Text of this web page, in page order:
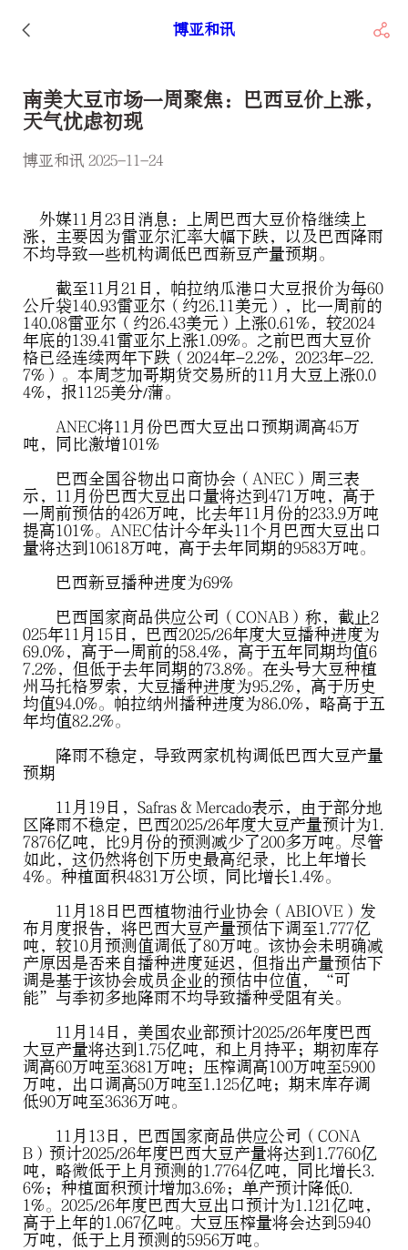
博亚和讯
南美大豆市场一周聚焦：巴西豆价上涨，
天气忧虑初现
博亚和讯 2025-11-24
外媒11月23日消息：上周巴西大豆价格继续上
涨，主要因为雷亚尔汇率大幅下跌，以及巴西降雨
不均导致一些机构调低巴西新豆产量预期。
截至11月21日，帕拉纳瓜港口大豆报价为每60
公斤袋140.93雷亚尔（约26.11美元），比一周前的
140.08雷亚尔（约26.43美元）上涨0.61%，较2024
年底的139.41雷亚尔上涨1.09%。之前巴西大豆价
格已经连续两年下跌（2024年-2.2%，2023年-22.
7%）。本周芝加哥期货交易所的11月大豆上涨0.0
4%，报1125美分/蒲。
ANEC将11月份巴西大豆出口预期调高45万
吨，同比激增101%
巴西全国谷物出口商协会（ANEC）周三表
示，11月份巴西大豆出口量将达到471万吨，高于
一周前预估的426万吨，比去年11月份的233.9万吨
提高101%。ANEC估计今年头11个月巴西大豆出口
量将达到10618万吨，高于去年同期的9583万吨。
巴西新豆播种进度为69%
巴西国家商品供应公司（CONAB）称，截止2
025年11月15日，巴西2025/26年度大豆播种进度为
69.0%，高于一周前的58.4%，高于五年同期均值6
7.2%，但低于去年同期的73.8%。在头号大豆种植
州马托格罗索，大豆播种进度为95.2%，高于历史
均值94.0%。帕拉纳州播种进度为86.0%，略高于五
年均值82.2%。
降雨不稳定，导致两家机构调低巴西大豆产量
预期
11月19日，Safras & Mercado表示，由于部分地
区降雨不稳定，巴西2025/26年度大豆产量预计为1.
7876亿吨，比9月份的预测减少了200多万吨。尽管
如此，这仍然将创下历史最高纪录，比上年增长
4%。种植面积4831万公顷，同比增长1.4%。
11月18日巴西植物油行业协会（ABIOVE）发
布月度报告，将巴西大豆产量预估下调至1.777亿
吨，较10月预测值调低了80万吨。该协会未明确减
产原因是否来自播种进度延迟，但指出产量预估下
调是基于该协会成员企业的预估中位值，“可
能”与季初多地降雨不均导致播种受阻有关。
11月14日，美国农业部预计2025/26年度巴西
大豆产量将达到1.75亿吨，和上月持平；期初库存
调高60万吨至3681万吨；压榨调高100万吨至5900
万吨，出口调高50万吨至1.125亿吨；期末库存调
低90万吨至3636万吨。
11月13日，巴西国家商品供应公司（CONA
B）预计2025/26年度巴西大豆产量将达到1.7760亿
吨，略微低于上月预测的1.7764亿吨，同比增长3.
6%；种植面积预计增加3.6%；单产预计降低0.
1%。2025/26年度巴西大豆出口预计为1.121亿吨，
高于上年的1.067亿吨。大豆压榨量将会达到5940
万吨，低于上月预测的5956万吨。